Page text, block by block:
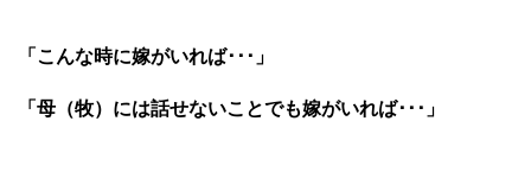
「こんな時に嫁がいれば･･･」
「母（牧）には話せないことでも嫁がいれば･･･」